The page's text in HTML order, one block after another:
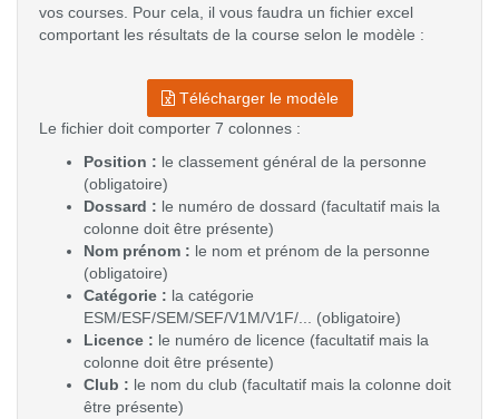
vos courses. Pour cela, il vous faudra un fichier excel
comportant les résultats de la course selon le modèle :
Télécharger le modèle
Le fichier doit comporter 7 colonnes :
Position : le classement général de la personne
(obligatoire)
Dossard : le numéro de dossard (facultatif mais la
colonne doit être présente)
Nom prénom : le nom et prénom de la personne
(obligatoire)
Catégorie : la catégorie
ESM/ESF/SEM/SEF/V1M/V1F/... (obligatoire)
Licence : le numéro de licence (facultatif mais la
colonne doit être présente)
Club : le nom du club (facultatif mais la colonne doit
être présente)